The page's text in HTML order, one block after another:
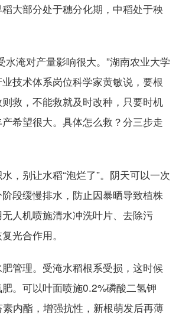
部分处于穗分化期，中稻处于秧
淹对产量影响很大。”湖南农业大学
技术体系岗位科学家黄敏说，要根
救，不能救就及时改种，只要时机
希望很大。具体怎么救？分三步走
别让水稻“泡烂了”。阴天可以一次
段缓慢排水，防止因暴晒导致植株
人机喷施清水冲洗叶片、去除污
光合作用。
理。受淹水稻根系受损，这时候
。可以叶面喷施0.2%磷酸二氢钾
内酯，增强抗性，新根萌发后再薄